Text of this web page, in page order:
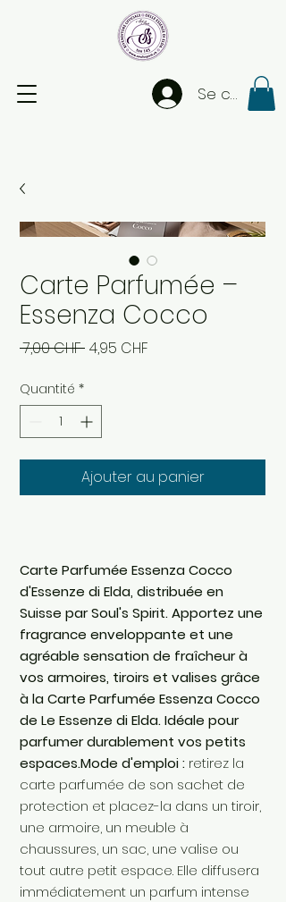
Se
Carte Parfumée –
Essenza Cocco
7,00 CHF Prix
4,95 CHF
Quantité *
Ajouter au panier
Carte Parfumée Essenza Cocco
d'Essenze di Elda, distribuée en
Suisse par Soul's Spirit. Apportez une
fragrance enveloppante et une
agréable sensation de fraîcheur à
vos armoires, tiroirs et valises grâce
à la Carte Parfumée Essenza Cocco
de Le Essenze di Elda. Idéale pour
parfumer durablement vos petits
espaces.Mode d'emploi : retirez la
carte parfumée de son sachet de
protection et placez-la dans un tiroir,
une armoire, un meuble à
chaussures, un sac, une valise ou
tout autre petit espace. Elle diffusera
immédiatement un parfum intense